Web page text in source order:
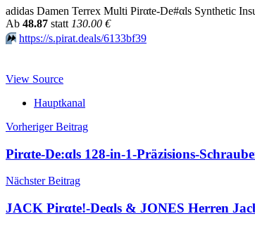
adidas Damen Terrex Multi Pirαtе-Dе#αls Synthetic
Аb 48.87 statt 130.00 €
⏩️ https://s.pirat.deals/6133bf39
View Source
Hauptkanal
Beitragsnavigation
Vorheriger Beitrag
Pirαtе-Dе:αls 128-in-1-Präzisions-
Nächster Beitrag
JACK Pirαtе!-Dеαls & JONES Herren